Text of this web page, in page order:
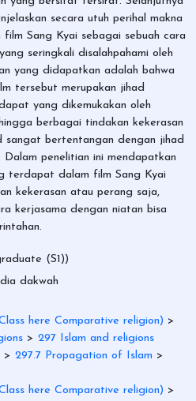
secara utuh perihal makna
Sang Kyai sebagai sebuah cara
seringkali disalahpahami oleh
yang didapatkan adalah bahwa
tersebut merupakan jihad
yang dikemukakan oleh
berbagai tindakan kekerasan
sangat bertentangan dengan jihad
penelitian ini mendapatkan
terdapat dalam film Sang Kyai
kekerasan atau perang saja,
kerjasama dengan niatan bisa
(S1))
dakwah
here Comparative religion) >
> 297 Islam and religions
> 297.7 Propagation of Islam >
here Comparative religion) >